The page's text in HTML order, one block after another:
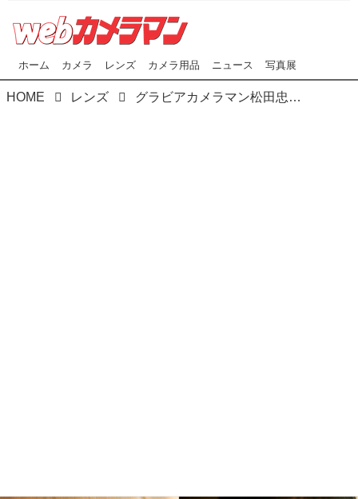
ホーム カメラ レンズ カメラ用品 ニュース 写真展
HOME レンズ グラビアカメラマン松田忠雄氏による ポートレートワークショップ#05開催